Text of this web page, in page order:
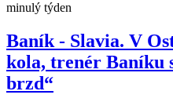
minulý týden
Baník - Slavia. V
kola, trenér Baníku
brzd“